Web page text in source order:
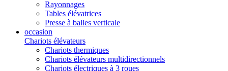
Rayonnages
Tables élévatrices
Presse à balles verticale
occasion
Chariots élévateurs
Chariots thermiques
Chariots élévateurs multidirectionnels
Chariots électriques à 3 roues